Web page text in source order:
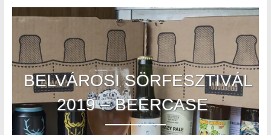
BELVÁROSI SÖRFESZTIVÁL
2019 – BEERCASE